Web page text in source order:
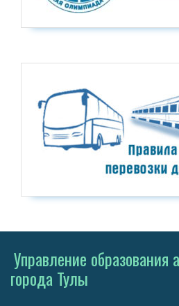
Управление
города Тулы